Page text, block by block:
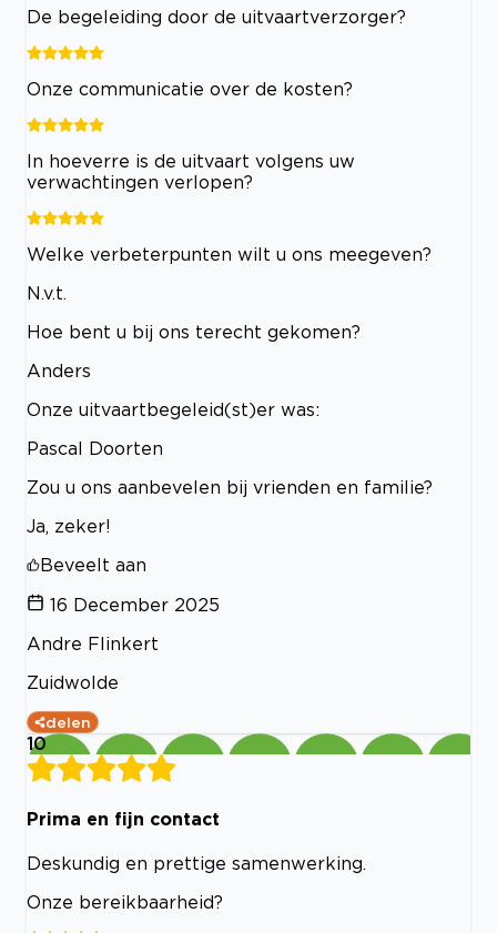
De begeleiding door de uitvaartverzorger?
Onze communicatie over de kosten?
In hoeverre is de uitvaart volgens uw
verwachtingen verlopen?
Welke verbeterpunten wilt u ons meegeven?
N.v.t.
Hoe bent u bij ons terecht gekomen?
Anders
Onze uitvaartbegeleid(st)er was:
Pascal Doorten
Zou u ons aanbevelen bij vrienden en familie?
Ja, zeker!
Beveelt aan
16 December 2025
Andre Flinkert
Zuidwolde
delen
10
Prima en fijn contact
Deskundig en prettige samenwerking.
Onze bereikbaarheid?